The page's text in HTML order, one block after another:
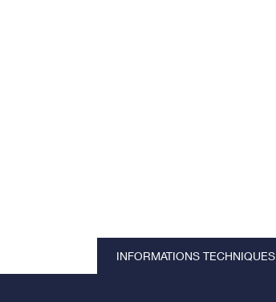
INFORMATIONS TECHNIQUES